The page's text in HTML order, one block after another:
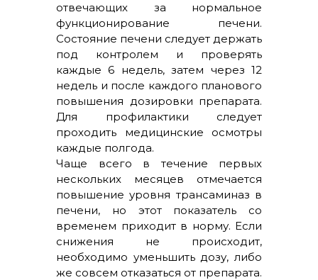
отвечающих за нормальное
функционирование печени.
Состояние печени следует держать
под контролем и проверять
каждые 6 недель, затем через 12
недель и после каждого планового
повышения дозировки препарата.
Для профилактики следует
проходить медицинские осмотры
каждые полгода.
Чаще всего в течение первых
нескольких месяцев отмечается
повышение уровня трансаминаз в
печени, но этот показатель со
временем приходит в норму. Если
снижения не происходит,
необходимо уменьшить дозу, либо
же совсем отказаться от препарата.